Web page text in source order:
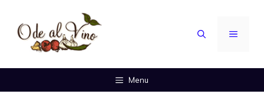
contenuto
MENU
Menu